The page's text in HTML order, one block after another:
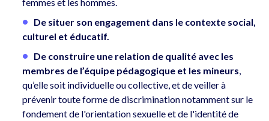
De situer son engagement dans le contexte social,
culturel et éducatif.
De construire une relation de qualité avec les
membres de l’équipe pédagogique et les mineurs,
qu’elle soit individuelle ou collective, et de veiller à
prévenir toute forme de discrimination notamment sur le
fondement de l'orientation sexuelle et de l'identité de